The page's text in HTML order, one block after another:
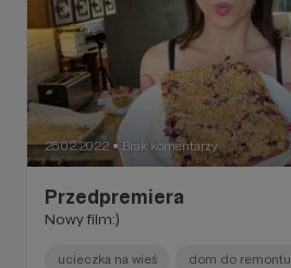
25.02.2022 ● Brak komentarzy
Przedpremiera
Nowy film:)
ucieczka na wieś dom do remontu